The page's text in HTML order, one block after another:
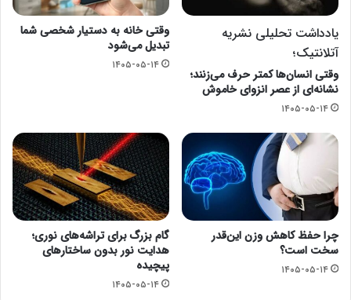
یادداشت تحلیلی نشریه
آتلانتیک؛
وقتی انسان‌ها کمتر حرف می‌زنند؛
نشانه‌ای از عصر انزوای خاموش
۱۴۰۵-۰۵-۱۴
وقتی خانه به دستیار شخصی شما
تبدیل می‌شود
۱۴۰۵-۰۵-۱۴
چرا حفظ کاهش وزن این‌قدر
سخت است؟
۱۴۰۵-۰۵-۱۴
گام بزرگ برای تراشه‌های نوری؛
هدایت نور بدون ساختارهای
پیچیده
۱۴۰۵-۰۵-۱۴